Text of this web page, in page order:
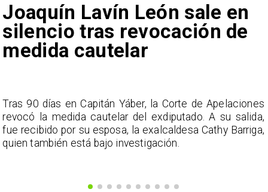
Joaquín Lavín León sale en
silencio tras revocación de
medida cautelar
Tras 90 días en Capitán Yáber, la Corte de Apelaciones
revocó la medida cautelar del exdiputado. A su salida,
fue recibido por su esposa, la exalcaldesa Cathy Barriga,
quien también está bajo investigación.